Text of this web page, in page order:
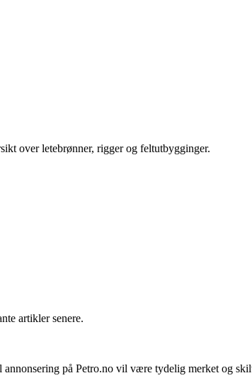
over letebrønner, rigger og feltutbygginger.
artikler senere.
på Petro.no vil være tydelig merket og